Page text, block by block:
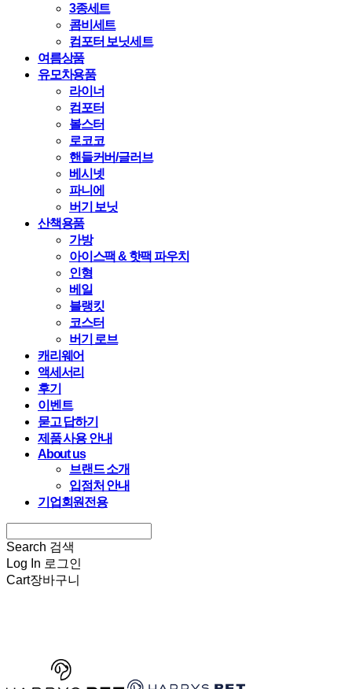
3종세트
콤비세트
컴포터 보닛세트
여름상품
유모차용품
라이너
컴포터
볼스터
로코코
핸들커버/글러브
베시넷
파니에
버기 보닛
산책용품
가방
아이스팩 & 핫팩 파우치
인형
베일
블랭킷
코스터
버기 로브
캐리웨어
액세서리
후기
이벤트
묻고 답하기
제품 사용 안내
About us
브랜드 소개
입점처 안내
기업회원전용
Search 검색
Log In 로그인
Cart장바구니